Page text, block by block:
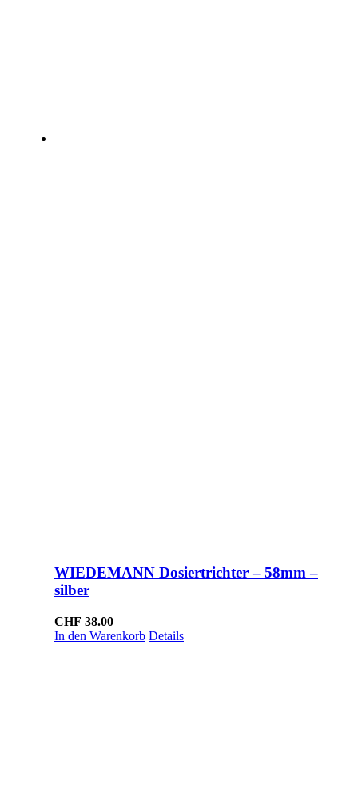
WIEDEMANN Dosiertrichter – 58mm –
silber
CHF 38.00
In den Warenkorb Details